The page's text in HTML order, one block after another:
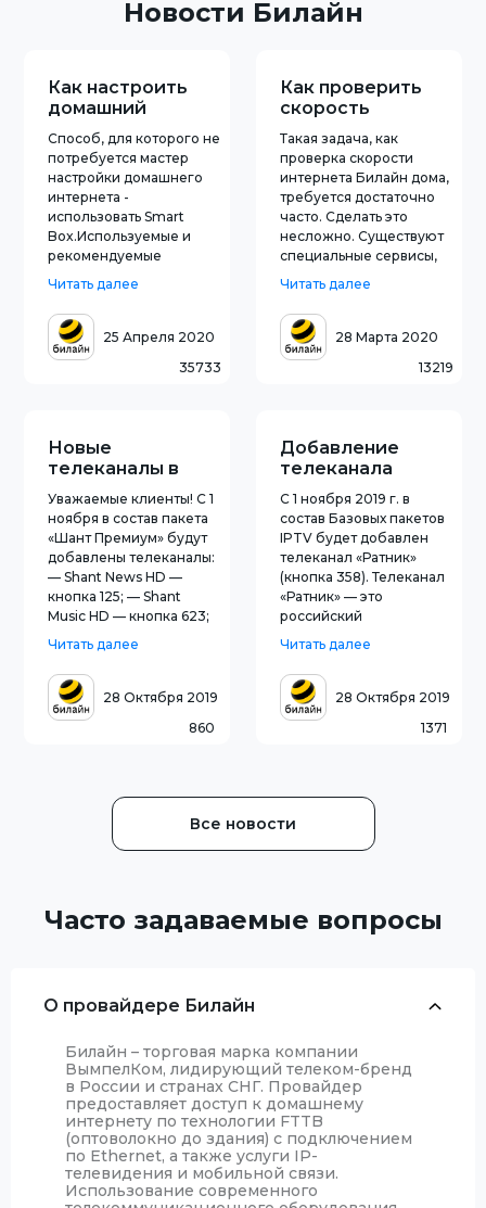
Новости Билайн
Как настроить
домашний
интернет Билайн
Способ, для которого не
потребуется мастер
настройки домашнего
интернета -
использовать Smart
Box.Используемые и
рекомендуемые
роутеры - Smart
BoxСперва
подключается кабель в
порт WAN, компьютер в
LAN. ПК совмещается с
рекомендован
кабель.Сетевой кабел
Читать далее
25 Апреля 2020
35733
Как проверить
скорость
интернета
Билайн
Такая задача, как
проверка скорости
интернета Билайн дома,
требуется достаточно
часто. Сделать это
несложно. Существуют
специальные сервисы,
автоматически
выполняющие задачу.
Щёлкнуть кнопку, ждать,
анализировать
результаты.Подготовка к
Читать далее
28 Марта 2020
13219
Новые
телеканалы в
пакете «Шант
Премиум»
Уважаемые клиенты! С 1
ноября в состав пакета
«Шант Премиум» будут
добавлены телеканалы:
— Shant News HD —
кнопка 125; — Shant
Music HD — кнопка 623;
— Shant Serial HD —
кнопка 260. Стоимость
пакета не изменится.
Приятного просмотра!
Подробности на сайте
Beeline: https://moskva
Читать далее
28 Октября 2019
860
Добавление
телеканала
«Ратник» в IPTV
С 1 ноября 2019 г. в
состав Базовых пакетов
IPTV будет добавлен
телеканал «Ратник»
(кнопка 358). Телеканал
«Ратник» — это
российский
познавательный
телеканал,
обозначивший своей
целью патриотическое
воспитание молодёжи.
Приятного просмотра!
Читать далее
28 Октября 2019
1371
Все новости
Часто задаваемые вопросы
О провайдере Билайн
Билайн – торговая марка компании
ВымпелКом, лидирующий телеком-бренд
в России и странах СНГ. Провайдер
предоставляет доступ к домашнему
интернету по технологии FTTB
(оптоволокно до здания) с подключением
по Ethernet, а также услуги IP-
телевидения и мобильной связи.
Использование современного